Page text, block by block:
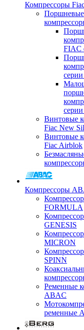
Компрессоры
Поршневые
FIAC
Винтовые
Fiac New
Винтовые
Fiac Airblok
Компрессоры
FORMULA
GENESIS
MICRON
SPINN
Ременные
ABAC
ременные